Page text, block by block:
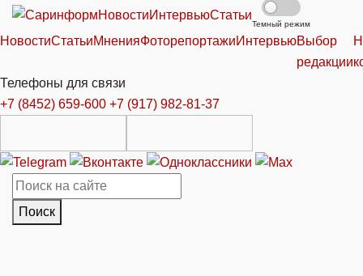
НовостиИнтервьюСтатьи
Темный режим
НовостиСтатьиМненияФоторепортажиИнтервьюВыбор
редакции
Телефоны для связи
+7 (8452) 659-600 +7 (917) 982-81-37
Поиск